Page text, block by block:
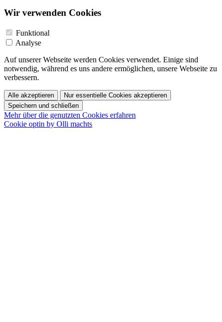
Wir verwenden Cookies
Funktional
Analyse
Auf unserer Webseite werden Cookies verwendet. Einige sind
notwendig, während es uns andere ermöglichen, unsere Webseite zu
verbessern.
Alle akzeptieren
Nur essentielle Cookies akzeptieren
Speichern und schließen
Mehr über die genutzten Cookies erfahren
Cookie optin by Olli machts